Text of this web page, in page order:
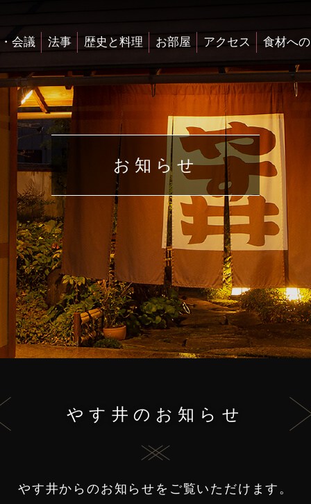
会議 法事 歴史と料理 お部屋 アクセス 食材へ
お知らせ
やす井のお知らせ
やす井からのお知らせをご覧いただけます。